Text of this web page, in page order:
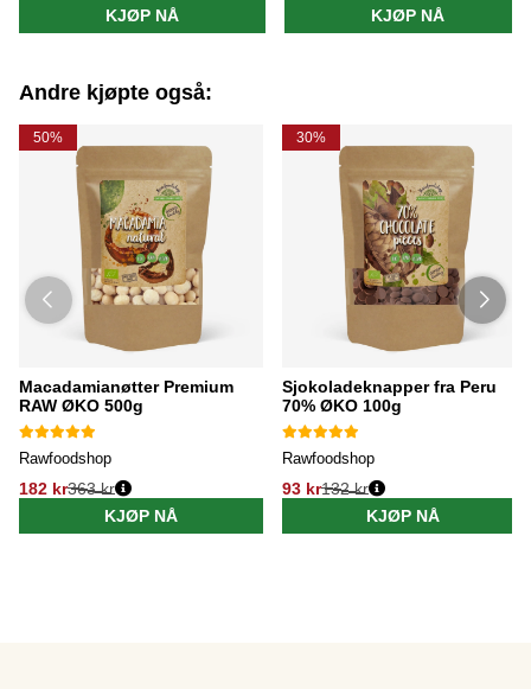
KJØP NÅ
KJØP NÅ
Andre kjøpte også:
50%
Macadamianøtter Premium
RAW ØKO 500g
Rawfoodshop
182 kr363 kr
KJØP NÅ
30%
Sjokoladeknapper fra Peru
70% ØKO 100g
Rawfoodshop
93 kr132 kr
KJØP NÅ